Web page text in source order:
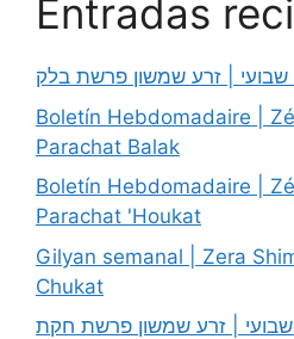
Entradas
שבועי | זרע שמשון פרשת בלק
Boletín Hebdomadaire |
Parachat Balak
Boletín Hebdomadaire |
Parachat 'Houkat
Gilyan semanal | Zera
Chukat
שבועי | זרע שמשון פרשת חקת